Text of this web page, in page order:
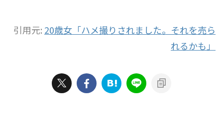
引用元: 20歳女「ハメ撮りされました。それを売ら
れるかも」